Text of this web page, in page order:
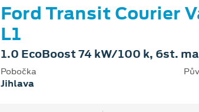
Ford Transit Courier
L1
1.0 EcoBoost 74 kW/100 k, 6st.
Pobočka
Jihlava